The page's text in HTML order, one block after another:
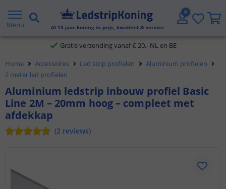
Menu Al 13 jaar koning in prijs, kwaliteit & service
5 jaar garantie
Gratis verzending vanaf € 20,- NL en BE
Klantbeoordeling 9.1
Voor 23:45 uur besteld,morgen in huis
Home Accessoires Led strip profielen
Aluminium profielen
2 meter led profielen
Aluminium ledstrip inbouw profiel Basic
Line 2M – 20mm hoog – compleet met
afdekkap
(2 reviews)